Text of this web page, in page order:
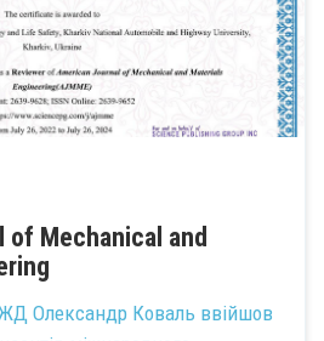
of Mechanical and
Олександр Коваль ввійшов